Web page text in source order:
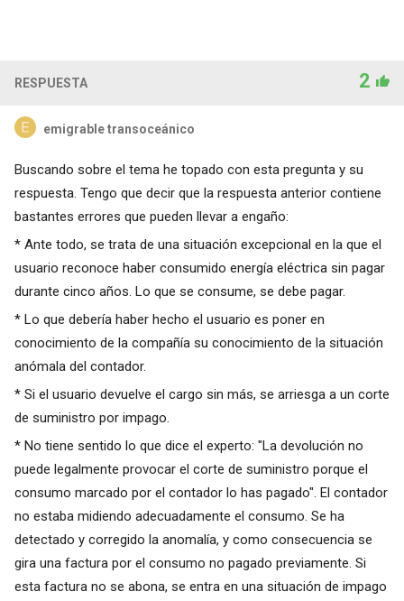
RESPUESTA 2
emigrable transoceánico
Buscando sobre el tema he topado con esta pregunta y su
respuesta. Tengo que decir que la respuesta anterior contiene
bastantes errores que pueden llevar a engaño:
* Ante todo, se trata de una situación excepcional en la que el
usuario reconoce haber consumido energía eléctrica sin pagar
durante cinco años. Lo que se consume, se debe pagar.
* Lo que debería haber hecho el usuario es poner en
conocimiento de la compañía su conocimiento de la situación
anómala del contador.
* Si el usuario devuelve el cargo sin más, se arriesga a un corte
de suministro por impago.
* No tiene sentido lo que dice el experto: "La devolución no
puede legalmente provocar el corte de suministro porque el
consumo marcado por el contador lo has pagado". El contador
no estaba midiendo adecuadamente el consumo. Se ha
detectado y corregido la anomalía, y como consecuencia se
gira una factura por el consumo no pagado previamente. Si
esta factura no se abona, se entra en una situación de impago